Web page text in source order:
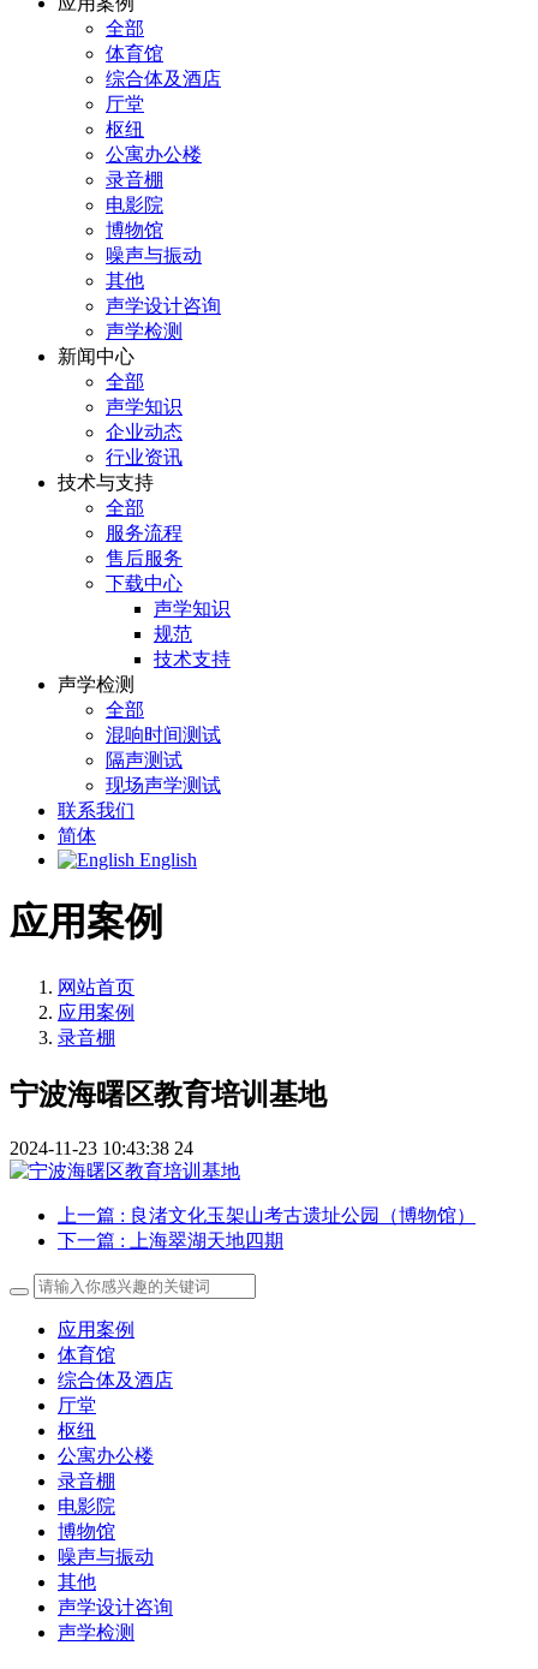
全部
体育馆
综合体及酒店
厅堂
枢纽
公寓办公楼
录音棚
电影院
博物馆
噪声与振动
其他
声学设计咨询
声学检测
新闻中心
全部
声学知识
企业动态
行业资讯
技术与支持
全部
服务流程
售后服务
下载中心
声学知识
规范
技术支持
声学检测
全部
混响时间测试
隔声测试
现场声学测试
联系我们
简体
English
应用案例
网站首页
应用案例
录音棚
宁波海曙区教育培训基地
2024-11-23 10:43:38 24
上一篇 : 良渚文化玉架山考古遗址公园（博物馆）
下一篇 : 上海翠湖天地四期
应用案例
体育馆
综合体及酒店
厅堂
枢纽
公寓办公楼
录音棚
电影院
博物馆
噪声与振动
其他
声学设计咨询
声学检测